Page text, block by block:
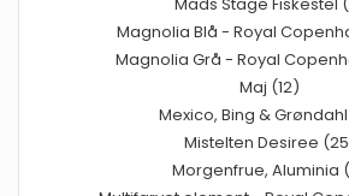
Mads Stage Fiskestel
Magnolia Blå - Royal
Magnolia Grå - Royal
Maj (12)
Mexico, Bing & Grøndahl
Mistelten Desiree
Morgenfrue, Aluminia